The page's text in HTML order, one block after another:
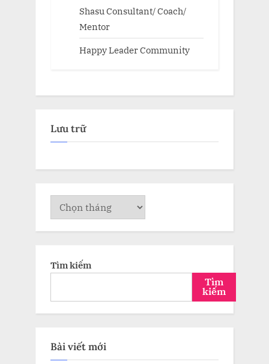
Shasu Consultant/ Coach/
Mentor
Happy Leader Community
Lưu trữ
Lưu
trữ
Tìm kiếm
Tìm
kiếm
Bài viết mới